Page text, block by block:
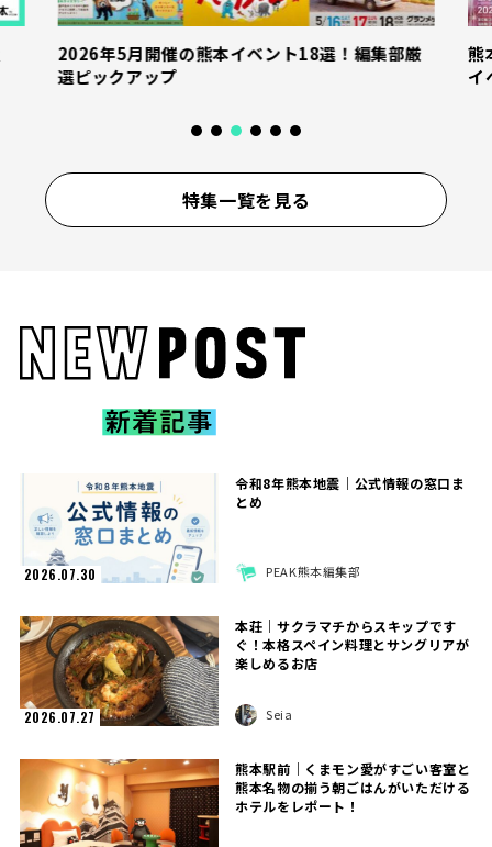
2026年5月開催の熊本イベント18選！編集部厳
選ピックアップ
熊
イ
特集一覧を見る
2026.07.30
令和8年熊本地震｜公式情報の窓口ま
とめ
PEAK熊本編集部
2026.07.27
本荘｜サクラマチからスキップです
ぐ！本格スペイン料理とサングリアが
楽しめるお店
Seia
熊本駅前｜くまモン愛がすごい客室と
熊本名物の揃う朝ごはんがいただける
ホテルをレポート！